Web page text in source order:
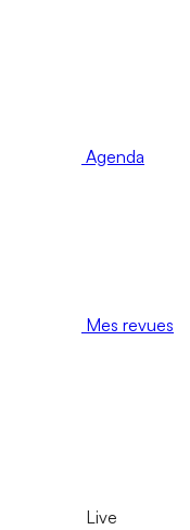
Agenda
Mes revues
Live